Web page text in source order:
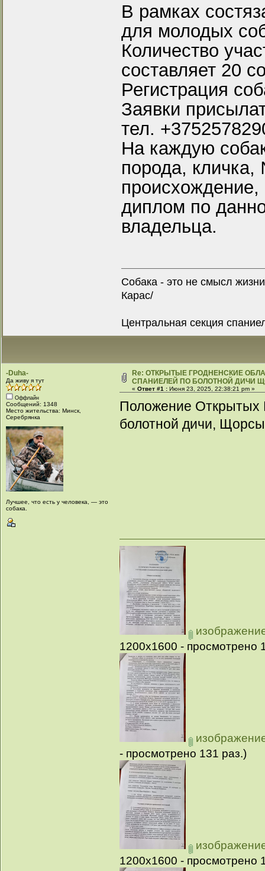
В рамках
для молодых
Количество
составляет 20
Регистрация
Заявки
тел.
На каждую
порода,
диплом по
владельца.
Собака - это не смысл
Карас/
Центральная секция
-Duha-
Да живу я тут
Оффлайн
Сообщений: 1348
Место жительства: Минск,
Серебрянка
Лучшее, что есть у человека, — это
собака.
Re: ОТКРЫТЫЕ ГРОДНЕНСКИЕ
СПАНИЕЛЕЙ ПО БОЛОТНОЙ ДИЧИ
«Ответ #1 : Июня 23, 2025, 22:38:21 pm »
Положение Открытых
болотной дичи,
1200x1600 - просмотрено
- просмотрено 131 раз.)
1200x1600 - просмотрено